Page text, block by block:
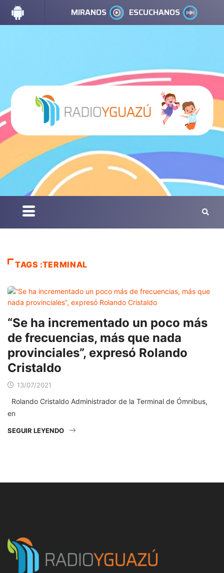
MIRANOS ESCUCHANOS
TAGS :TERMINAL
“Se ha incrementado un poco más
de frecuencias, más que nada
provinciales”, expresó Rolando
Cristaldo
13/07/2021
Rolando Cristaldo Administrador de la Terminal de Ómnibus,
en
SEGUIR LEYENDO